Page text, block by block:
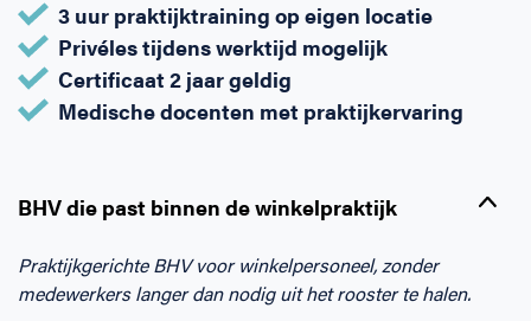
Horeca
Onderwijs
BHV voor retail en winkels
BHV voor de Horeca
EHBO voor (para-)medici
EHBO voor de Kraamzorg
Reanimatie en AED voor (para-) medici
Over Ons
Nieuws
Contact
Klantenservice veelgestelde vragen
Direct boeken
Inloggen
3 uur praktijktraining op eigen locatie
Privéles tijdens werktijd mogelijk
Certificaat 2 jaar geldig
Medische docenten met praktijkervaring
BHV die past binnen de winkelpraktijk
Praktijkgerichte BHV voor winkelpersoneel, zonder
medewerkers langer dan nodig uit het rooster te halen.